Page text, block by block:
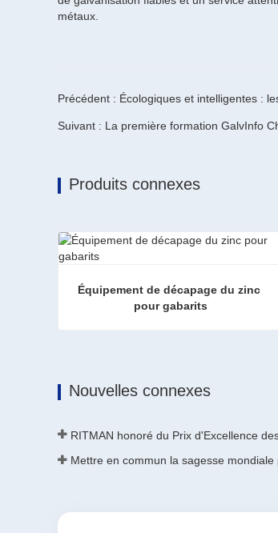
métaux.
Précédent : Écologiques et intelligentes :
Suivant : La première formation GalvInfo
Produits connexes
Équipement de décapage du zinc
pour gabarits
Nouvelles connexes